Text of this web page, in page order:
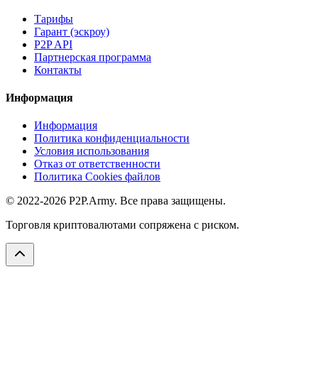
Тарифы
Гарант (эскроу)
P2P API
Партнерская программа
Контакты
Информация
Информация
Политика конфиденциальности
Условия использования
Отказ от ответственности
Политика Cookies файлов
© 2022-2026 P2P.Army. Все права защищены.
Торговля криптовалютами сопряжена с риском.